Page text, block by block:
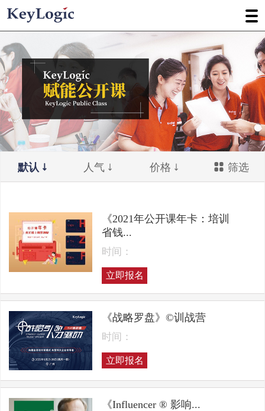
默认 人气 价格 筛选
《2021年公开课年卡：培训
省钱...
时间：
立即报名
《战略罗盘》©训战营
时间：
立即报名
《Influencer ® 影响...